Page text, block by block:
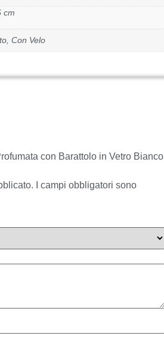
cm
Con Velo
con Barattolo in Vetro Bianco
I campi obbligatori sono